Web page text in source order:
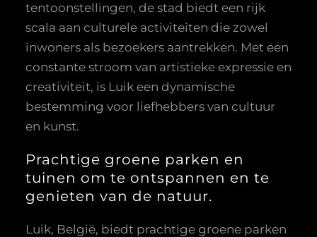
tentoonstellingen, de stad biedt een rijk
scala aan culturele activiteiten die zowel
inwoners als bezoekers aantrekken. Met een
constante stroom van artistieke expressie en
creativiteit, is Luik een dynamische
bestemming voor liefhebbers van cultuur
en kunst.
Prachtige groene parken en
tuinen om te ontspannen en te
genieten van de natuur.
Luik, België, biedt prachtige groene parken